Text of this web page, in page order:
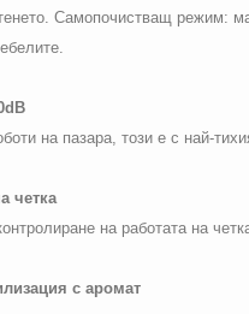
Самопочистващ режим:
dB
на пазара, този е с най-
четка
на работата на
с аромат